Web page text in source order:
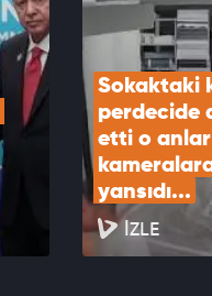
Sokaktaki
perdecide
etti o anlar
yansıdı...
İZLE